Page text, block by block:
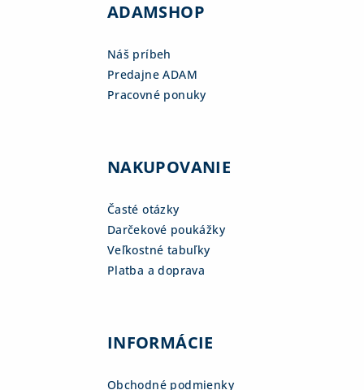
ADAMSHOP
Náš príbeh
Predajne ADAM
Pracovné ponuky
NAKUPOVANIE
Časté otázky
Darčekové poukážky
Veľkostné tabuľky
Platba a doprava
INFORMÁCIE
Obchodné podmienky